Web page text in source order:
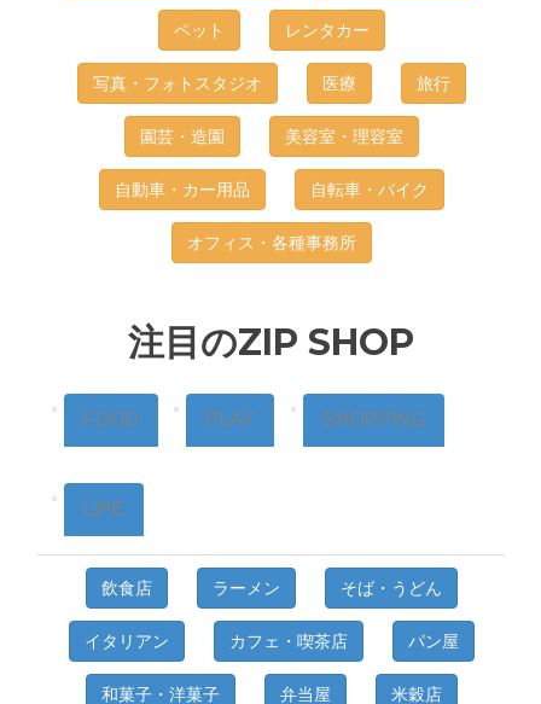
ペット レンタカー
写真・フォトスタジオ 医療 旅行
園芸・造園 美容室・理容室
自動車・カー用品 自転車・バイク
オフィス・各種事務所
注目のZIP SHOP
FOOD PLAY SHOPPING
LIFE
飲食店 ラーメン そば・うどん
イタリアン カフェ・喫茶店 パン屋
和菓子・洋菓子 弁当屋 米穀店